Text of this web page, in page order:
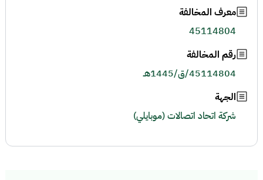
معرف المخالفة
45114804
رقم المخالفة
45114804/ق/1445هـ
الجهة
شركة اتحاد اتصالات (موبايلي)